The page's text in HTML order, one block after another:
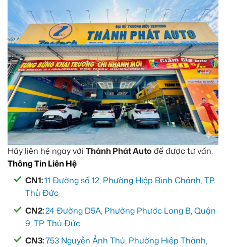
Hãy liên hệ ngay với Thành Phát Auto để được tư vấn.
Thông Tin Liên Hệ
CN1:11 Đường số 12, Phường Hiệp Bình Chánh, TP.
Thủ Đức
CN2:24 Đường D5A, Phường Phước Long B, Quận
9, TP. Thủ Đức
CN3:753 Nguyễn Ảnh Thủ, Phường Hiệp Thành,